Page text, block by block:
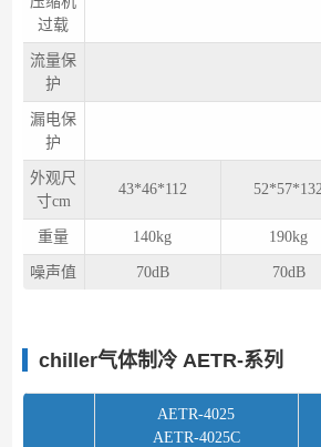
过载
流量保
护
漏电保
护
外观尺
寸cm
43*46*112 52*57*132
重量 140kg 190kg
噪声值 70dB 70dB
chiller气体制冷 AETR-系列
AETR-4025
AETR-4025C